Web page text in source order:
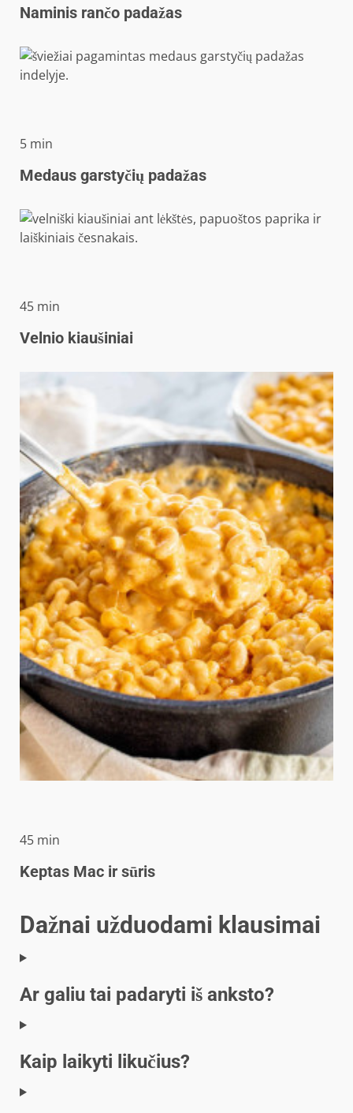
Naminis rančo padažas
5minučių
min
Medaus garstyčių padažas
45minučių
min
Velnio kiaušiniai
45minučių
min
Keptas Mac ir sūris
Dažnai užduodami klausimai
Ar galiu tai padaryti iš anksto?
Kaip laikyti likučius?